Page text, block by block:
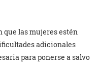
que las mujeres estén
adicionales
para ponerse a salvo